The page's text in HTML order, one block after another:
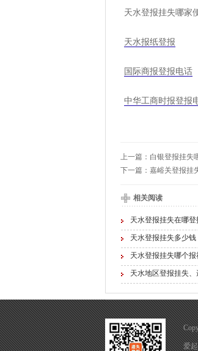
天水登报挂失哪家
天水报纸登报
国际商报登报电话
中华工商时报登报
上一篇： 白银登报挂失
下一篇： 嘉峪关登报挂
相关阅读
天水登报挂失在哪
天水登报挂失多少钱
天水登报挂失哪个报
天水地区登报挂失
爱